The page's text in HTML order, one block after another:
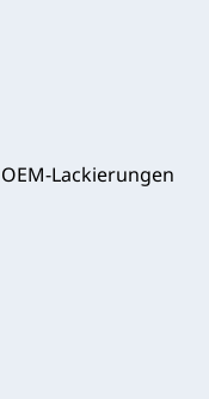
Lackierungen